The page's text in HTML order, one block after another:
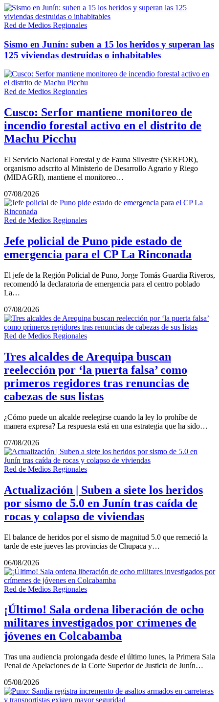
Red de Medios Regionales
Sismo en Junín: suben a 15 los heridos y superan las
125 viviendas destruidas o inhabitables
Red de Medios Regionales
Cusco: Serfor mantiene monitoreo de
incendio forestal activo en el distrito de
Machu Picchu
El Servicio Nacional Forestal y de Fauna Silvestre (SERFOR),
organismo adscrito al Ministerio de Desarrollo Agrario y Riego
(MIDAGRI), mantiene el monitoreo…
07/08/2026
Red de Medios Regionales
Jefe policial de Puno pide estado de
emergencia para el CP La Rinconada
El jefe de la Región Policial de Puno, Jorge Tomás Guardia Riveros,
recomendó la declaratoria de emergencia para el centro poblado
La…
07/08/2026
Red de Medios Regionales
Tres alcaldes de Arequipa buscan
reelección por ‘la puerta falsa’ como
primeros regidores tras renuncias de
cabezas de sus listas
¿Cómo puede un alcalde reelegirse cuando la ley lo prohíbe de
manera expresa? La respuesta está en una estrategia que ha sido…
07/08/2026
Red de Medios Regionales
Actualización | Suben a siete los heridos
por sismo de 5.0 en Junín tras caída de
rocas y colapso de viviendas
El balance de heridos por el sismo de magnitud 5.0 que remeció la
tarde de este jueves las provincias de Chupaca y…
06/08/2026
Red de Medios Regionales
¡Último! Sala ordena liberación de ocho
militares investigados por crímenes de
jóvenes en Colcabamba
Tras una audiencia prolongada desde el último lunes, la Primera Sala
Penal de Apelaciones de la Corte Superior de Justicia de Junín…
05/08/2026